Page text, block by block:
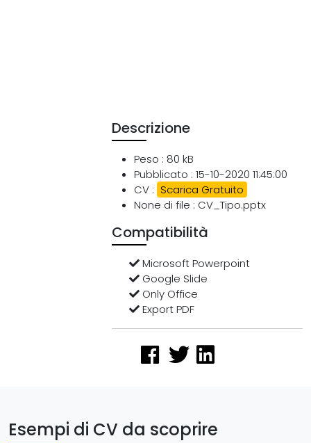
Descrizione
Peso : 80 kB
Pubblicato : 15-10-2020 11:45:00
CV : Scarica Gratuito
None di file : CV_Tipo.pptx
Compatibilità
Microsoft Powerpoint
Google Slide
Only Office
Export PDF
Esempi di CV da scoprire